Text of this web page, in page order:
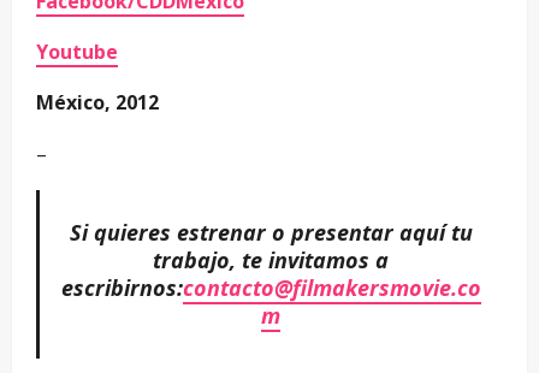
Youtube
México, 2012
–
Si quieres estrenar o presentar aquí tu
trabajo, te invitamos a
escribirnos:contacto@filmakersmovie.co
m